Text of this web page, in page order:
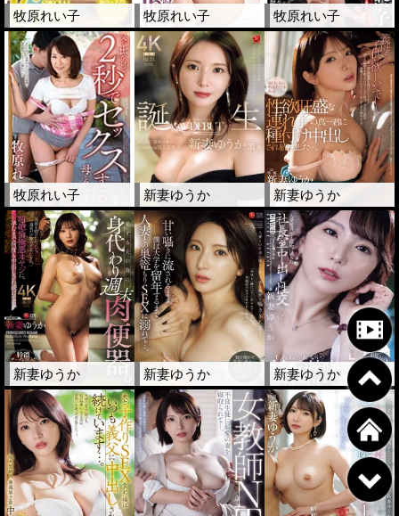
牧原れい子 牧原れい子 牧原れい子
牧原れい子 新妻ゆうか 新妻ゆうか
新妻ゆうか 新妻ゆうか 新妻ゆうか